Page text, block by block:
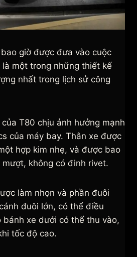
giờ được đưa vào cuộc
một trong những thiết kế
nhất trong lịch sử công
T80 chịu ảnh hưởng mạnh
của máy bay. Thân xe được
hợp kim nhẹ, và được bao
không có đinh rivet.
làm nhọn và phần đuôi
đuôi lớn, có thể điều
bánh xe dưới có thể thu vào,
tốc độ cao.